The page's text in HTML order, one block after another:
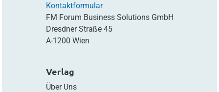
Kontaktformular
FM Forum Business Solutions GmbH
Dresdner Straße 45
A-1200 Wien
Verlag
Über Uns